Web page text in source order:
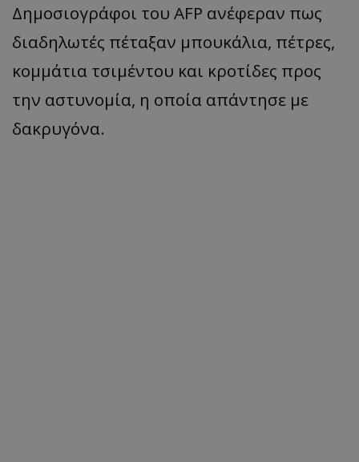
Δημοσιογράφοι του AFP ανέφεραν πως
διαδηλωτές πέταξαν μπουκάλια, πέτρες,
κομμάτια τσιμέντου και κροτίδες προς
την αστυνομία, η οποία απάντησε με
δακρυγόνα.